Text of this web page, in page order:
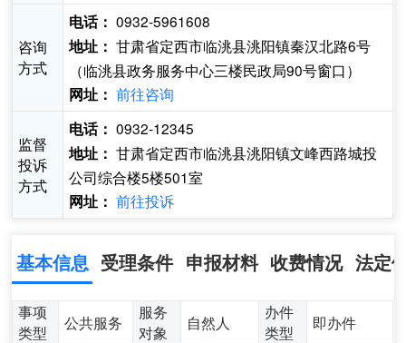
咨询
方式
电话： 0932-5961608
地址： 甘肃省定西市临洮县洮阳镇秦汉北路6号
（临洮县政务服务中心三楼民政局90号窗口）
网址： 前往咨询
监督
投诉
方式
电话： 0932-12345
地址： 甘肃省定西市临洮县洮阳镇文峰西路城投
公司综合楼5楼501室
网址： 前往投诉
基本信息 受理条件 申报材料 收费情况 法定
事项
类型
公共服务
服务
对象
自然人
办件
类型
即办件